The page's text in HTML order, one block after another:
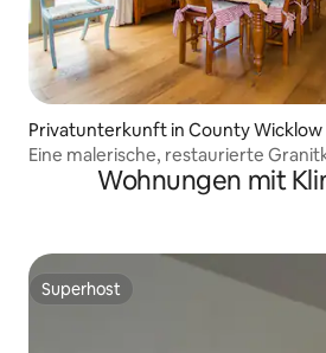
Privatunterkunft in County Wicklow
Eine malerische, restaurierte
JahrhundertWohnungen mit
Superhost
Superhost